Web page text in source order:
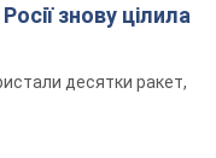
знову цілила
десятки ракет,